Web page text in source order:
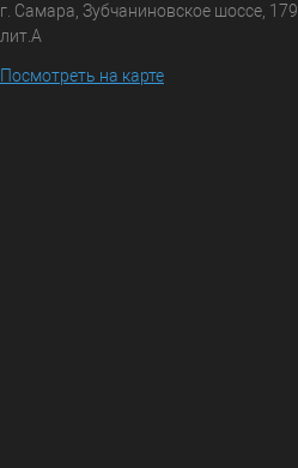
г. Самара, Зубчаниновское шоссе, 179,
лит.А
Посмотреть на карте